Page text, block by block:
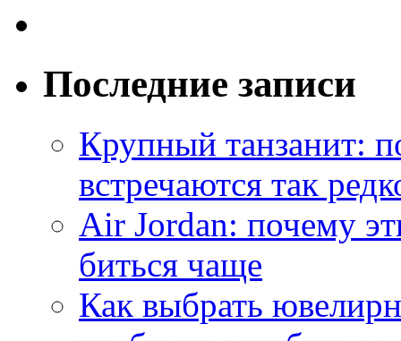
Последние записи
Крупный танзанит:
встречаются так
Air Jordan: почему
биться чаще
Как выбрать